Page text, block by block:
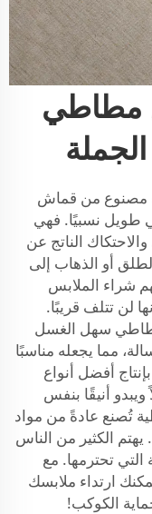
مطاطي
مصنوع من قماش
طويل نسبيًا. فهي
الناتج عن
أو الذهاب إلى
شراء الملابس
لن تتلف قريبًا.
سهل الغسل
مما يجعله مناسبًا
أفضل أنواع
أنيقًا بنفس
تُصنع عادةً من مواد
يهتم الكثير من الناس
التي تحترمها. مع
ارتداء ملابسك
الكوكب!